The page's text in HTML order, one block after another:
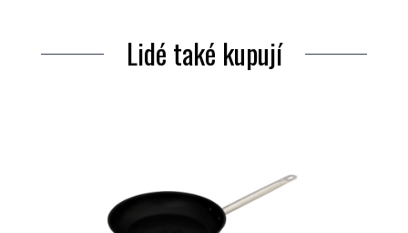
Lidé také kupují